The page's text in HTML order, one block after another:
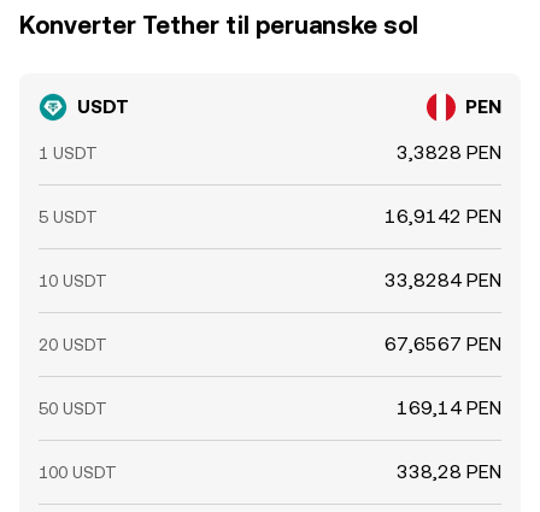
Konverter Tether til peruanske sol
USDT PEN
1 USDT 3,3828 PEN
5 USDT 16,9142 PEN
10 USDT 33,8284 PEN
20 USDT 67,6567 PEN
50 USDT 169,14 PEN
100 USDT 338,28 PEN